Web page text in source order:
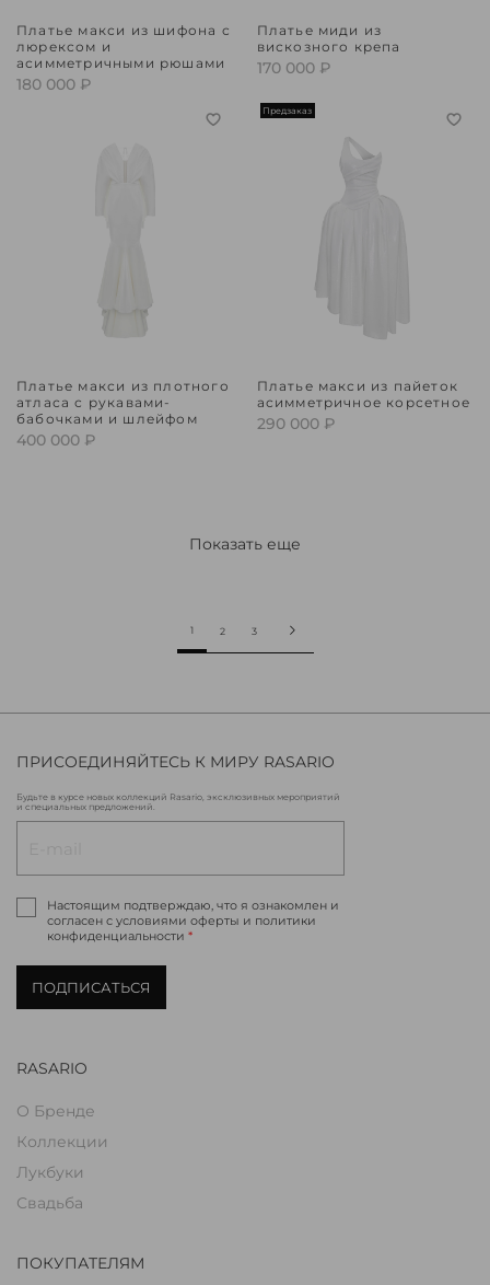
Платье макси из шифона с
люрексом и
асимметричными рюшами
180 000 ₽
Платье миди из
вискозного крепа
170 000 ₽
Платье макси из плотного
атласа с рукавами-
бабочками и шлейфом
400 000 ₽
Предзаказ
Платье макси из пайеток
асимметричное корсетное
290 000 ₽
Показать еще
1 2 3
RASARIO
О Бренде
Коллекции
Лукбуки
Свадьба
ПОКУПАТЕЛЯМ
ПРИСОЕДИНЯЙТЕСЬ К МИРУ RASARIO
Будьте в курсе новых коллекций Rasario, эксклюзивных мероприятий
и специальных предложений.
Настоящим подтверждаю, что я ознакомлен и
согласен с условиями оферты и политики
конфиденциальности *
ПОДПИСАТЬСЯ